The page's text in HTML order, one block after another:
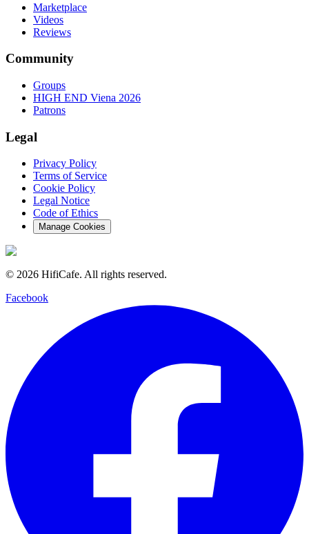
Marketplace
Videos
Reviews
Community
Groups
HIGH END Viena 2026
Patrons
Legal
Privacy Policy
Terms of Service
Cookie Policy
Legal Notice
Code of Ethics
Manage Cookies
© 2026 HifiCafe. All rights reserved.
Facebook